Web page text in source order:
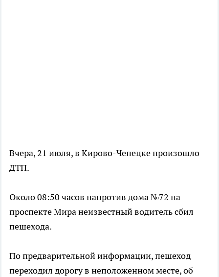
Вчера, 21 июля, в Кирово-Чепецке произошло
ДТП.
Около 08:50 часов напротив дома №72 на
проспекте Мира неизвестный водитель сбил
пешехода.
По предварительной информации, пешеход
переходил дорогу в неположенном месте, об